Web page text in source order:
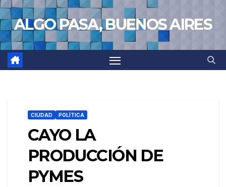
Saltar
al
contenido
ALGO PASA, BUENOS AIRES
CIUDAD POLÍTICA
CAYO LA
PRODUCCIÓN DE
PYMES